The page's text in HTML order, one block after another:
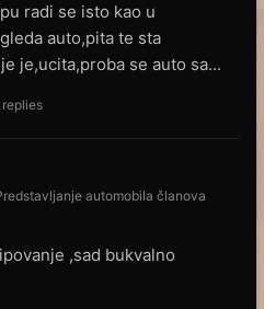
radi se isto kao u
auto,pita te sta
je,ucita,proba se auto sa...
replies
automobila članova
,sad bukvalno